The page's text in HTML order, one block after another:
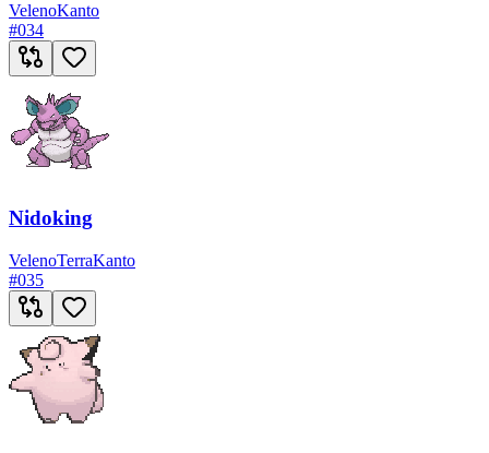
VelenoKanto
#034
Nidoking
VelenoTerraKanto
#035